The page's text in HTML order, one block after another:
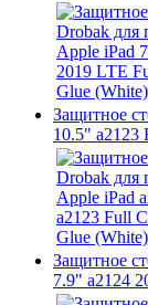
Защитное
10.5" a2123
Защитное
7.9" a2124